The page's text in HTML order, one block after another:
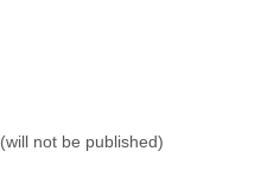
not be published)